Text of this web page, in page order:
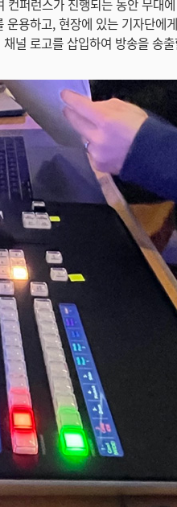
퍼런스가 진행되는 동안 무대
운용하고, 현장에 있는 기자단에
널 로고를 삽입하여 방송을 송